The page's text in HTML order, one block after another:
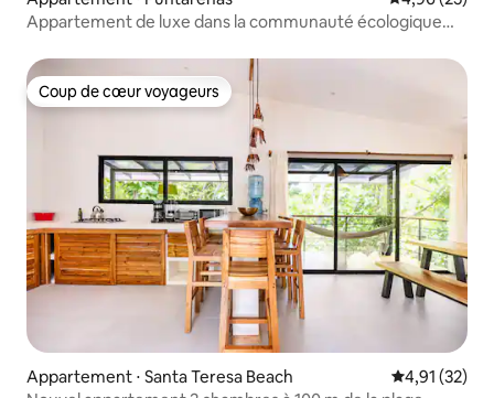
Appartement de luxe dans la communauté écologique
Coup de cœur voyageurs
Coup de cœur voyageurs
Appartement ⋅ Santa Teresa Beach Évaluation
4,91 (32)